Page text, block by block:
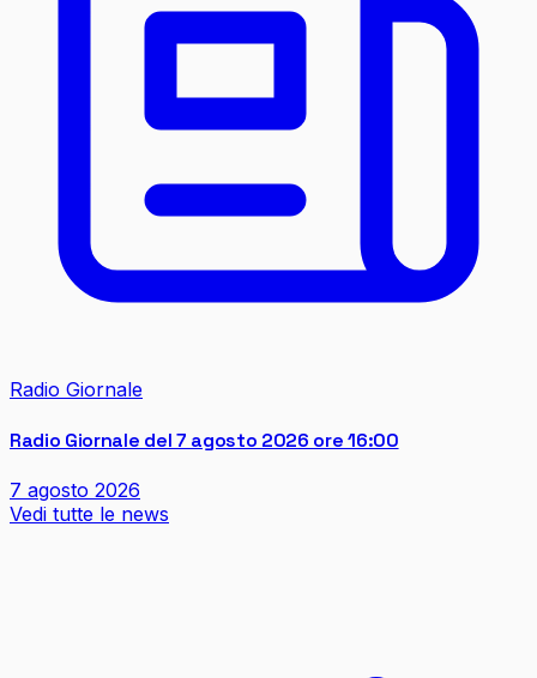
Radio Giornale
Radio Giornale del 7 agosto 2026 ore 16:00
7 agosto 2026
Vedi tutte le news